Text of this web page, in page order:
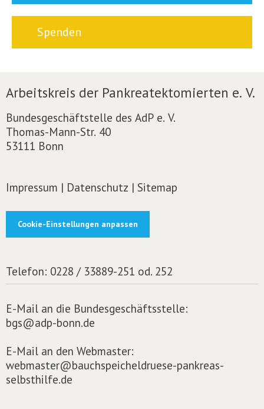
Spenden
Arbeitskreis der Pankreatektomierten e. V.
Bundesgeschäftstelle des AdP e. V.
Thomas-Mann-Str. 40
53111 Bonn
Impressum | Datenschutz | Sitemap
Cookie-Einstellungen anpassen
Telefon: 0228 / 33889-251 od. 252
E-Mail an die Bundesgeschäftsstelle:
bgs@adp-bonn.de
E-Mail an den Webmaster:
webmaster@bauchspeicheldruese-pankreas-
selbsthilfe.de